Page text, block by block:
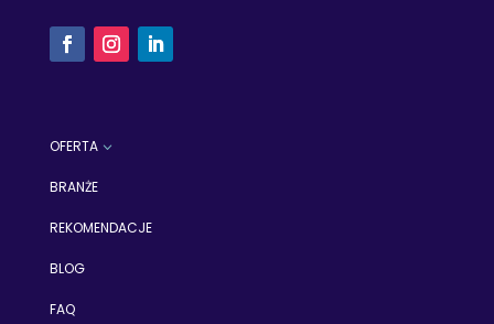
OFERTA3
BRANŻE
REKOMENDACJE
BLOG
FAQ